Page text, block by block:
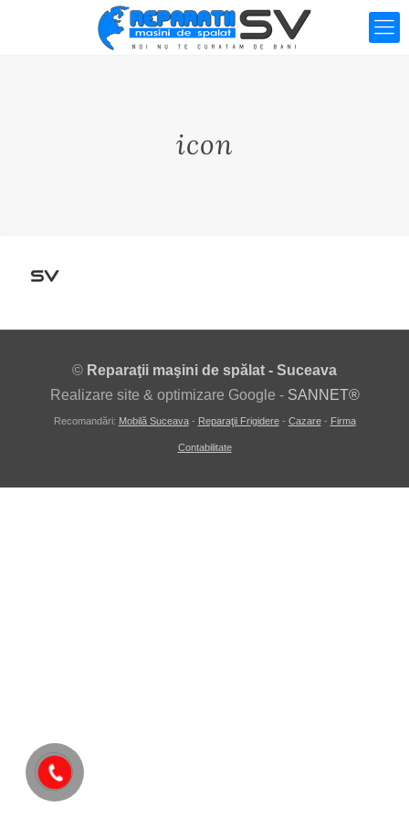
icon
© Reparaţii maşini de spălat - Suceava
Realizare site & optimizare Google - SANNET®
Recomandări: Mobilă Suceava- Reparaţii Frigidere- Cazare- Firma
Contabilitate